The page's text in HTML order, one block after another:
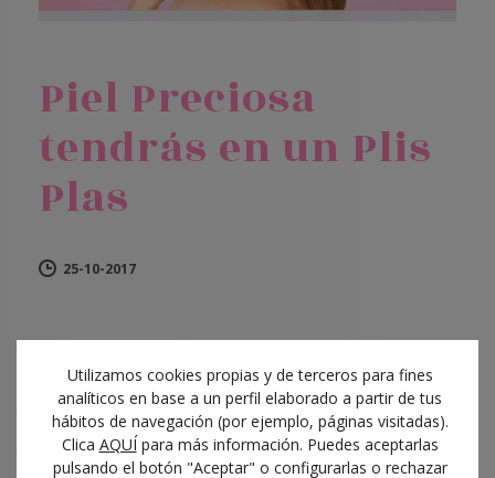
Piel Preciosa
tendrás en un Plis
Plas
25-10-2017
Piel Preciosa Tendrás en un Plis Plas
PLIS: Tratamiento cosmético facial +
radiofrecuencia INDIBA
Utilizamos cookies propias y de terceros para fines
analíticos en base a un perfil elaborado a partir de tus
hábitos de navegación (por ejemplo, páginas visitadas).
Clica AQUÍpara más información. Puedes aceptarlas
pulsando el botón "Aceptar" o configurarlas o rechazar